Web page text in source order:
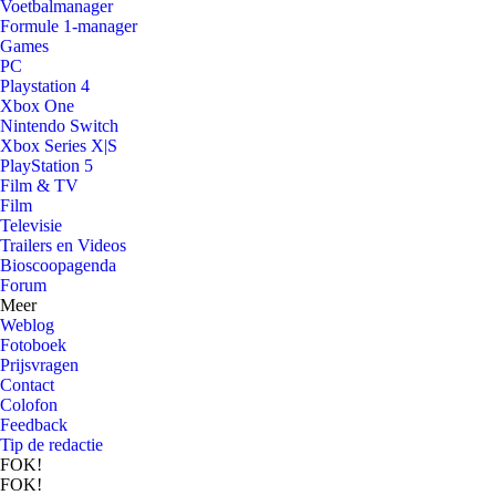
Voetbalmanager
Formule 1-manager
Games
PC
Playstation 4
Xbox One
Nintendo Switch
Xbox Series X|S
PlayStation 5
Film & TV
Film
Televisie
Trailers en Videos
Bioscoopagenda
Forum
Meer
Weblog
Fotoboek
Prijsvragen
Contact
Colofon
Feedback
Tip de redactie
FOK!
FOK!